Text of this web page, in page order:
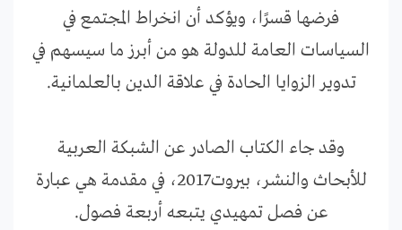
فرضها قسرًا، ويؤكد أن انخراط المجتمع في
السياسات العامة للدولة هو من أبرز ما سيسهم في
تدوير الزوايا الحادة في علاقة الدين بالعلمانية.
وقد جاء الكتاب الصادر عن الشبكة العربية
للأبحاث والنشر، بيروت2017، في مقدمة هي عبارة
عن فصل تمهيدي يتبعه أربعة فصول.